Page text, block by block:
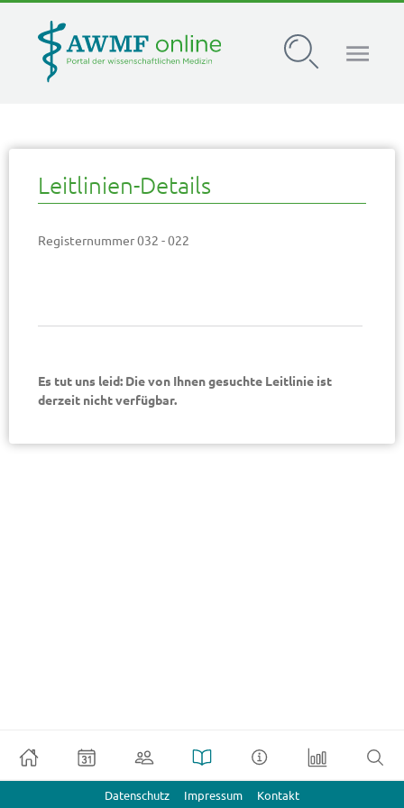
Leitlinien-Details
Registernummer 032 - 022
Es tut uns leid: Die von Ihnen gesuchte Leitlinie ist
derzeit nicht verfügbar.
Datenschutz Impressum Kontakt